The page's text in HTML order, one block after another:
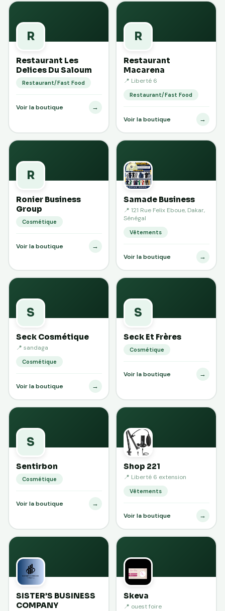
R
Restaurant Les
Delices Du Saloum
Restaurant/Fast Food
Voir la boutique →
R
Restaurant
Macarena
📍 Liberté 6
Restaurant/Fast Food
Voir la boutique →
R
Ronier Business
Group
Cosmétique
Voir la boutique →
Samade Business
📍 121 Rue Felix Eboue, Dakar,
Sénégal
Vêtements
Voir la boutique →
S
Seck Cosmétique
📍 sandaga
Cosmétique
Voir la boutique →
S
Seck Et Frères
Cosmétique
Voir la boutique →
S
Sentirbon
Cosmétique
Voir la boutique →
Shop 221
📍 Liberté 6 extension
Vêtements
Voir la boutique →
SISTER’S BUSINESS
COMPANY
Skeva
📍 ouest foire